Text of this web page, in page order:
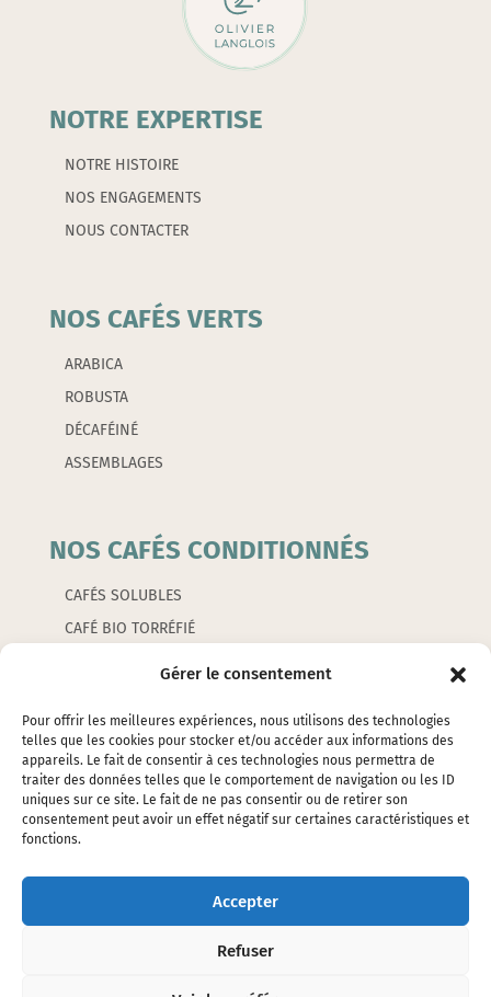
Gérer le consentement
Pour offrir les meilleures expériences, nous utilisons des technologies
telles que les cookies pour stocker et/ou accéder aux informations des
appareils. Le fait de consentir à ces technologies nous permettra de
traiter des données telles que le comportement de navigation ou les ID
uniques sur ce site. Le fait de ne pas consentir ou de retirer son
consentement peut avoir un effet négatif sur certaines caractéristiques et
fonctions.
Accepter
Refuser
NOTRE EXPERTISE
NOTRE HISTOIRE
NOS ENGAGEMENTS
NOUS CONTACTER
NOS CAFÉS VERTS
ARABICA
ROBUSTA
DÉCAFÉINÉ
ASSEMBLAGES
NOS CAFÉS CONDITIONNÉS
CAFÉS SOLUBLES
CAFÉ BIO TORRÉFIÉ
LES ACCESSOIRES
EMBALLAGES
CAFETIERES ET PETITS ACCESSOIRES